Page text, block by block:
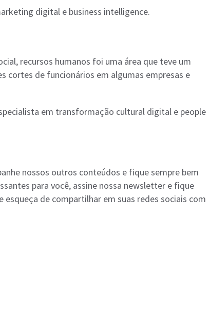
digital e business intelligence.
recursos humanos foi uma área que teve um
cortes de funcionários em algumas empresas e
em transformação cultural digital e people
nossos outros conteúdos e fique sempre bem
para você, assine nossa newsletter e fique
de compartilhar em suas redes sociais com